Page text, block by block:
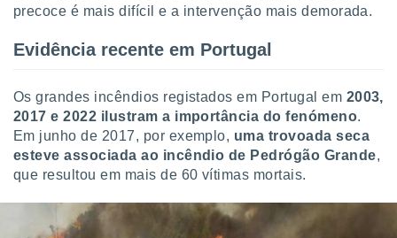
precoce é mais difícil e a intervenção mais demorada.
Evidência recente em Portugal
Os grandes incêndios registados em Portugal em 2003,
2017 e 2022 ilustram a importância do fenómeno.
Em junho de 2017, por exemplo, uma trovoada seca
esteve associada ao incêndio de Pedrógão Grande,
que resultou em mais de 60 vítimas mortais.